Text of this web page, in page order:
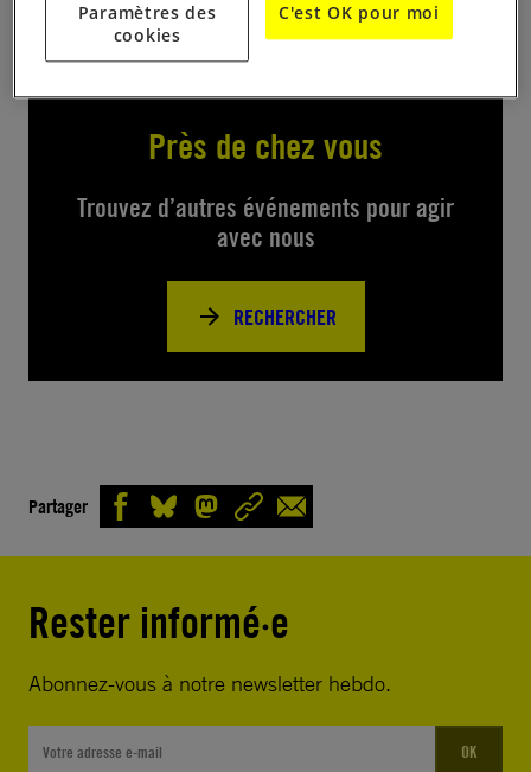
Près de chez vous
Trouvez d’autres événements pour agir
avec nous
RECHERCHER
Partager
Rester informé·e
Abonnez-vous à notre newsletter hebdo.
OK
Paramètres des
cookies
C'est OK pour moi